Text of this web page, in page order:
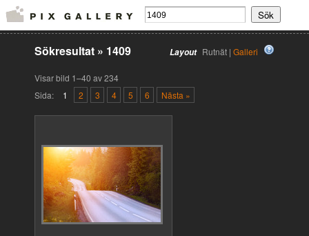
Layout Rutnät | Galleri
Sökresultat » 1409
Visar bild 1–40 av 234
Sida:
1 2 3 4 5 6 Nästa »